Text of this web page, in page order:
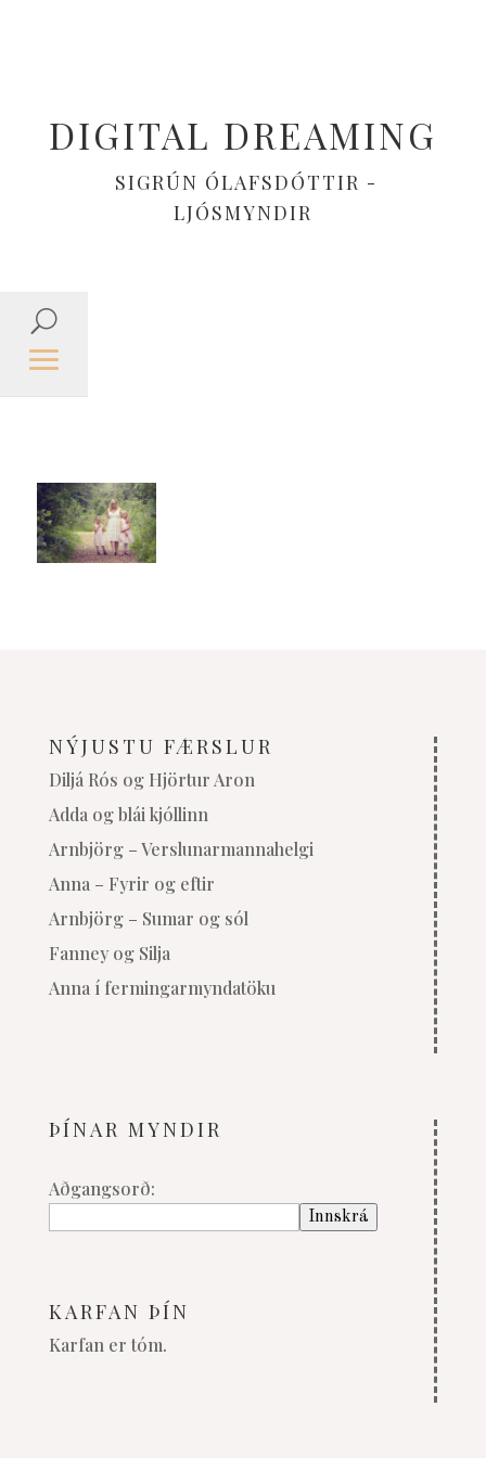
DIGITAL DREAMING
SIGRÚN ÓLAFSDÓTTIR -
LJÓSMYNDIR
NÝJUSTU FÆRSLUR
Diljá Rós og Hjörtur Aron
Adda og blái kjóllinn
Arnbjörg – Verslunarmannahelgi
Anna – Fyrir og eftir
Arnbjörg – Sumar og sól
Fanney og Silja
Anna í fermingarmyndatöku
ÞÍNAR MYNDIR
Aðgangsorð:
KARFAN ÞÍN
Karfan er tóm.